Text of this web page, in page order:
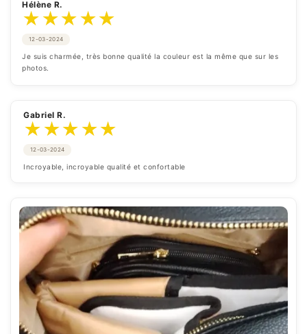
Hélène R.
★★★★★
12-03-2024
Je suis charmée, très bonne qualité la couleur est la même que sur les
photos.
Gabriel R.
★★★★★
12-03-2024
Incroyable, incroyable qualité et confortable